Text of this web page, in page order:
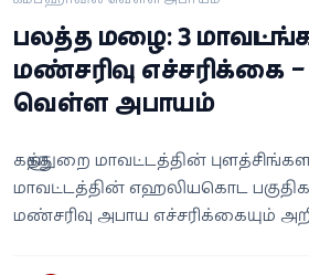
வீடியோ
வணிகம்
வெப்ஸ்டோரி
பலத்த மழை: 3
மண்சரிவு எச்சரிக்கை
வெள்ள அபாயம்
களுத்துறை மாவட்டத்தின்
மாவட்டத்தின் எஹலியகொட
மண்சரிவு அபாய எச்சரிக்கையும்